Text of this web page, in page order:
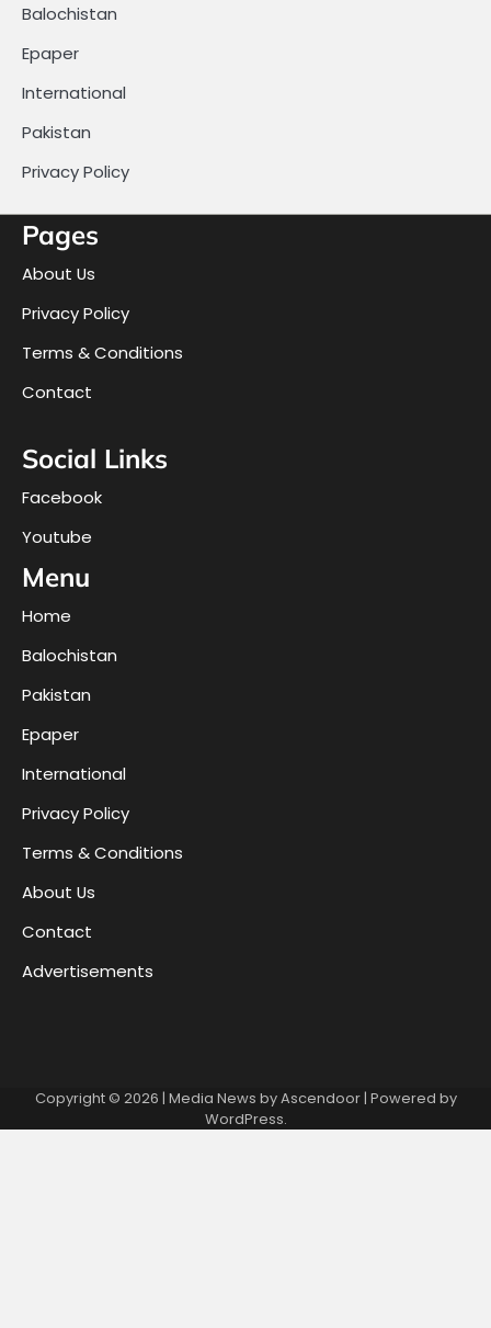
Balochistan
Epaper
International
Pakistan
Privacy Policy
Pages
About Us
Privacy Policy
Terms & Conditions
Contact
Social Links
Facebook
Youtube
Menu
Home
Balochistan
Pakistan
Epaper
International
Privacy Policy
Terms & Conditions
About Us
Contact
Advertisements
Copyright © 2026 | Media News byAscendoor| Powered by
WordPress.